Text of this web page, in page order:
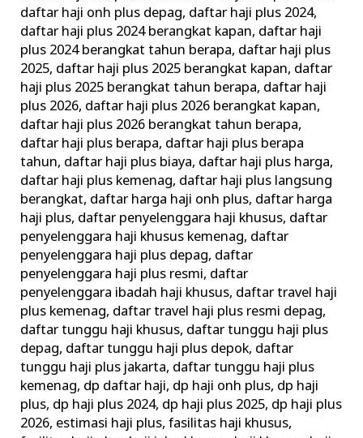
daftar haji onh plus depag, daftar haji plus 2024,
daftar haji plus 2024 berangkat kapan, daftar haji
plus 2024 berangkat tahun berapa, daftar haji plus
2025, daftar haji plus 2025 berangkat kapan, daftar
haji plus 2025 berangkat tahun berapa, daftar haji
plus 2026, daftar haji plus 2026 berangkat kapan,
daftar haji plus 2026 berangkat tahun berapa,
daftar haji plus berapa, daftar haji plus berapa
tahun, daftar haji plus biaya, daftar haji plus harga,
daftar haji plus kemenag, daftar haji plus langsung
berangkat, daftar harga haji onh plus, daftar harga
haji plus, daftar penyelenggara haji khusus, daftar
penyelenggara haji khusus kemenag, daftar
penyelenggara haji plus depag, daftar
penyelenggara haji plus resmi, daftar
penyelenggara ibadah haji khusus, daftar travel haji
plus kemenag, daftar travel haji plus resmi depag,
daftar tunggu haji khusus, daftar tunggu haji plus
depag, daftar tunggu haji plus depok, daftar
tunggu haji plus jakarta, daftar tunggu haji plus
kemenag, dp daftar haji, dp haji onh plus, dp haji
plus, dp haji plus 2024, dp haji plus 2025, dp haji plus
2026, estimasi haji plus,fasilitas haji khusus,